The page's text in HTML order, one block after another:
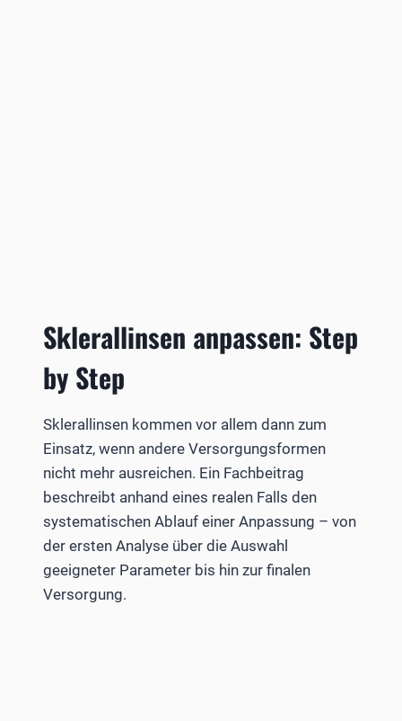
Sklerallinsen anpassen: Step
by Step
Sklerallinsen kommen vor allem dann zum
Einsatz, wenn andere Versorgungsformen
nicht mehr ausreichen. Ein Fachbeitrag
beschreibt anhand eines realen Falls den
systematischen Ablauf einer Anpassung – von
der ersten Analyse über die Auswahl
geeigneter Parameter bis hin zur finalen
Versorgung.